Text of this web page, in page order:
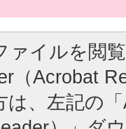
ァイルを閲
（Acrobat
、左記の